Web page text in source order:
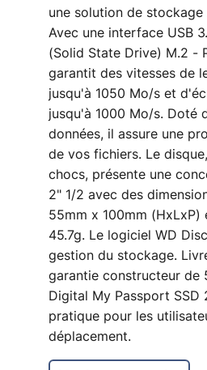
une solution de
Avec une interface USB
(Solid State Drive) M.2 -
garantit des vitesses de
jusqu'à 1050 Mo/s et
jusqu'à 1000 Mo/s. Doté
données, il assure une
de vos fichiers. Le
chocs, présente une
2" 1/2 avec des
55mm x 100mm (HxLxP)
45.7g. Le logiciel WD
gestion du stockage.
garantie constructeur de
Digital My Passport SSD
pratique pour les
déplacement.